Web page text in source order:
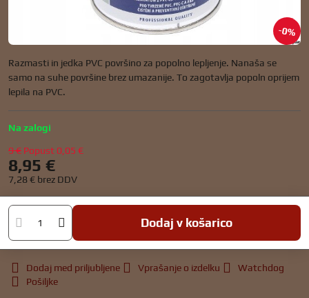
0%
Razmasti in jedka PVC površino za popolno lepljenje. Nanaša se
samo na suhe površine brez umazanije. To zagotavlja popoln oprijem
lepila na PVC.
Na zalogi
9 € Popust 0,05 €
8,95 €
7,28 € brez DDV
Dodaj v košarico
Dodaj med priljubljene Vprašanje o izdelku
Watchdog
Pošiljke